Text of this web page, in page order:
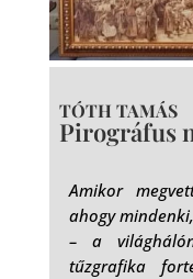
TÓTH TAMÁS
Pirográfus
Amikor
ahogy
– a
tűzgrafika